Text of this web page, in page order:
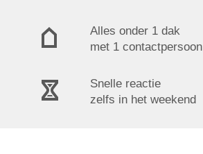
Alles onder 1 dak
met 1 contactpersoon
Snelle reactie
zelfs in het weekend